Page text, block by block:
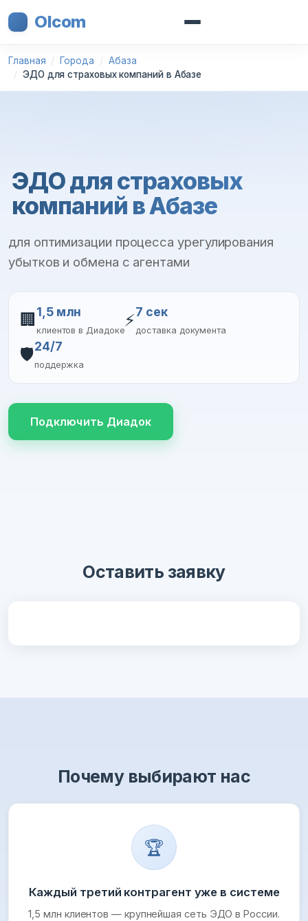
Olcom
Главная Города
Абаза
ЭДО для страховых компаний в Абазе
ЭДО для страховых
компаний в Абазе
для оптимизации процесса урегулирования
убытков и обмена с агентами
🏢 1,5 млн
клиентов в Диадоке
⚡7 сек
доставка документа
🛡️24/7
поддержка
Подключить Диадок
Оставить заявку
Почему выбирают нас
🏆
Каждый третий контрагент уже в системе
1,5 млн клиентов — крупнейшая сеть ЭДО в России.